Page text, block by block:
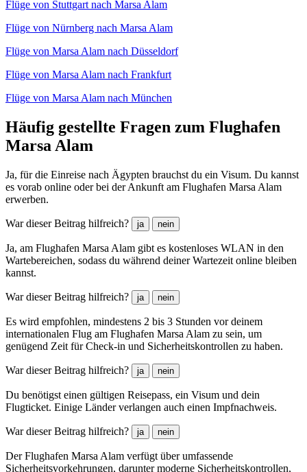
Flüge von Stuttgart nach Marsa Alam
Flüge von Nürnberg nach Marsa Alam
Flüge von Marsa Alam nach Düsseldorf
Flüge von Marsa Alam nach Frankfurt
Flüge von Marsa Alam nach München
Häufig gestellte Fragen zum Flughafen
Marsa Alam
Ja, für die Einreise nach Ägypten brauchst du ein Visum. Du kannst
es vorab online oder bei der Ankunft am Flughafen Marsa Alam
erwerben.
War dieser Beitrag hilfreich? ja nein
Ja, am Flughafen Marsa Alam gibt es kostenloses WLAN in den
Wartebereichen, sodass du während deiner Wartezeit online bleiben
kannst.
War dieser Beitrag hilfreich? ja nein
Es wird empfohlen, mindestens 2 bis 3 Stunden vor deinem
internationalen Flug am Flughafen Marsa Alam zu sein, um
genügend Zeit für Check-in und Sicherheitskontrollen zu haben.
War dieser Beitrag hilfreich? ja nein
Du benötigst einen gültigen Reisepass, ein Visum und dein
Flugticket. Einige Länder verlangen auch einen Impfnachweis.
War dieser Beitrag hilfreich? ja nein
Der Flughafen Marsa Alam verfügt über umfassende
Sicherheitsvorkehrungen, darunter moderne Sicherheitskontrollen,